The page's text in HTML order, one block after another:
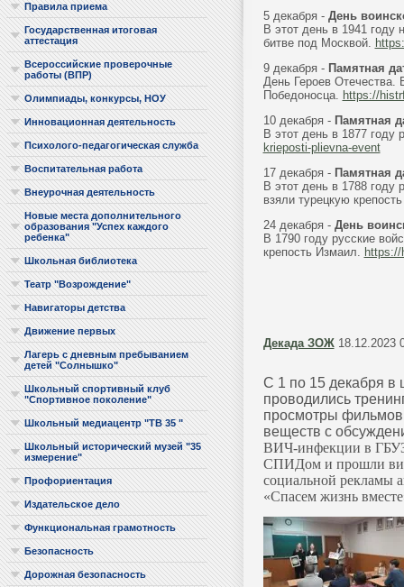
Правила приема
Государственная итоговая
аттестация
Всероссийские проверочные
работы (ВПР)
Олимпиады, конкурсы, НОУ
Инновационная деятельность
Психолого-педагогическая служба
Воспитательная работа
Внеурочная деятельность
Новые места дополнительного
образования "Успех каждого
ребенка"
Школьная библиотека
Театр "Возрождение"
Навигаторы детства
Движение первых
Лагерь с дневным пребыванием
детей "Солнышко"
Школьный спортивный клуб
"Спортивное поколение"
Школьный медиацентр "ТВ 35 "
Школьный исторический музей "35
измерение"
Профориентация
Издательское дело
Функциональная грамотность
Безопасность
Дорожная безопасность
5 декабря - День
В этот день в 1941 году
битве под Москвой.
9 декабря - Памятная
День Героев Отечества.
Победоносца. https://
10 декабря - Памятная
В этот день в 1877 году
krieposti-plievna-event
17 декабря - Памятная
В этот день в 1788 году
взяли турецкую
24 декабря - День
В 1790 году русские
крепость Измаил. https://
Декада ЗОЖ18.12.2023
С 1 по 15 декабря в
проводились
просмотры фильмов
веществ с
ВИЧ-инфекции в
СПИДом и прошли
социальной рекламы
«Спасем жизнь